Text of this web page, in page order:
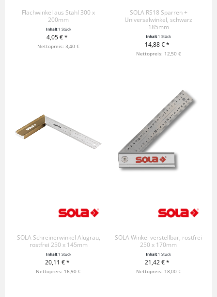
Flachwinkel aus Stahl 300 x
200mm
Inhalt 1 Stück
4,05 € *
+ IN DEN WARENKORB
Nettopreis: 3,40 €
SOLA RS18 Sparren +
Universalwinkel, schwarz
185mm
Inhalt 1 Stück
14,88 € *
+ IN DEN WARENKORB
Nettopreis: 12,50 €
SOLA Schreinerwinkel Alugrau,
rostfrei 250 x 145mm
Inhalt1 Stück
20,11 € *
+ IN DEN WARENKORB
Nettopreis: 16,90 €
SOLA Winkel verstellbar, rostfrei
250 x 170mm
Inhalt1 Stück
21,42 € *
+ IN DEN WARENKORB
Nettopreis: 18,00 €